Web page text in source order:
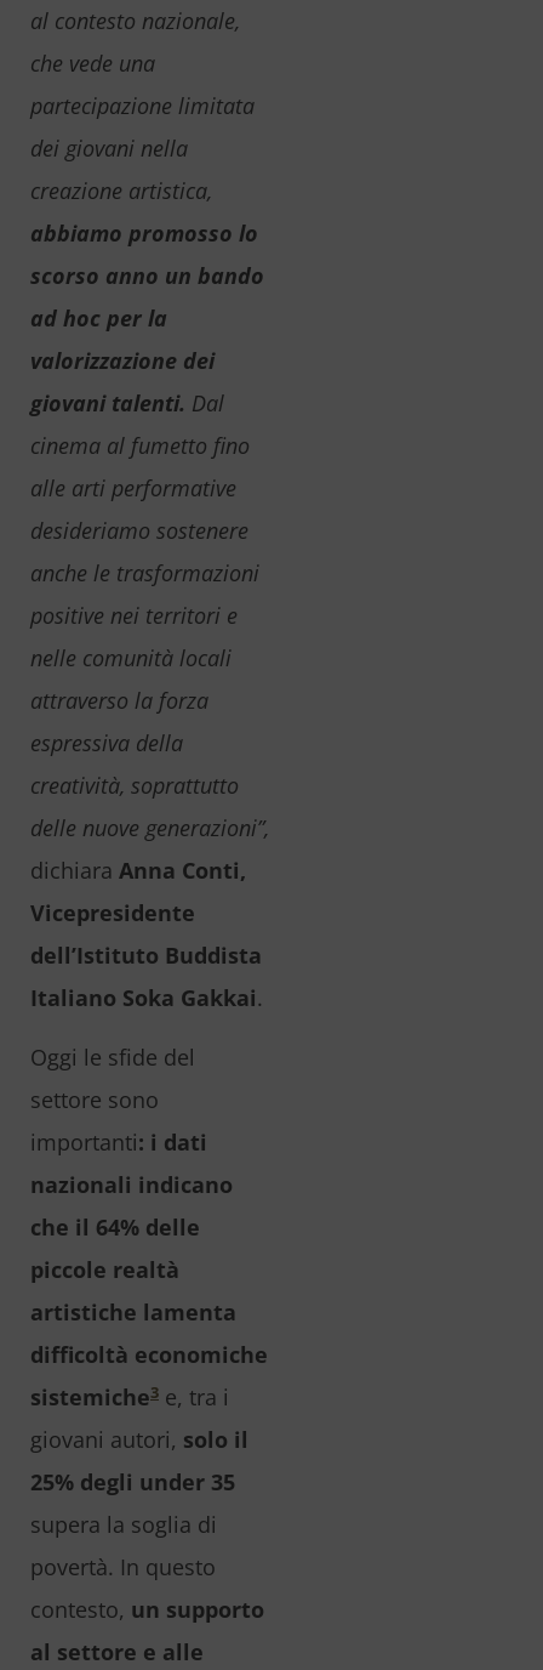
al contesto nazionale,
che vede una
partecipazione limitata
dei giovani nella
creazione artistica,
abbiamo promosso lo
scorso anno un bando
ad hoc per la
valorizzazione dei
giovani talenti. Dal
cinema al fumetto fino
alle arti performative
desideriamo sostenere
anche le trasformazioni
positive nei territori e
nelle comunità locali
attraverso la forza
espressiva della
creatività, soprattutto
delle nuove generazioni”,
dichiara Anna Conti,
Vicepresidente
dell’Istituto Buddista
Italiano Soka Gakkai.
Oggi le sfide del
settore sono
importanti: i dati
nazionali indicano
che il 64% delle
piccole realtà
artistiche lamenta
difficoltà economiche
sistemiche3 e, tra i
giovani autori, solo il
25% degli under 35
supera la soglia di
povertà. In questo
contesto, un supporto
al settore e alle